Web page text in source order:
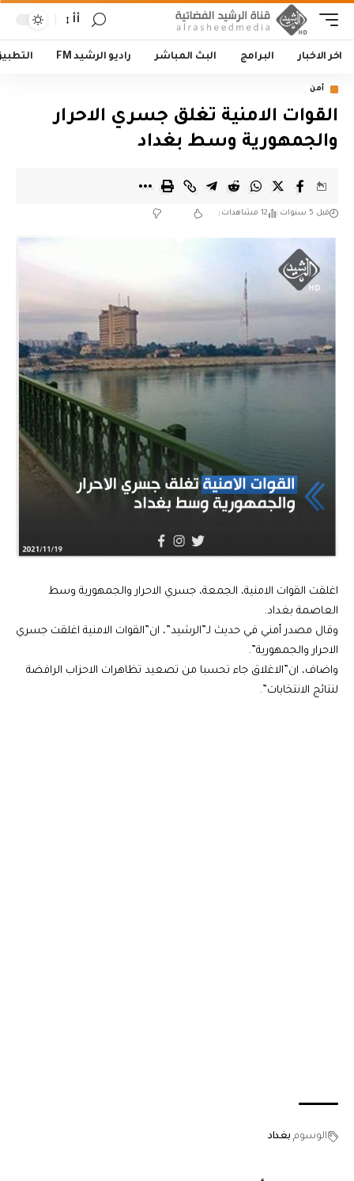
أأ
اخر الاخبار البرامج البث المباشر راديو الرشيد FM
أمن
القوات الامنية تغلق جسري الاحرار
والجمهورية وسط بغداد
قبل 5 سنوات 12 مشاهدات
اغلقت القوات الامنية، الجمعة، جسري الاحرار والجمهورية وسط
العاصمة بغداد.
وقال مصدر أمني في حديث لـ”الرشيد”، ان”القوات الامنية اغلقت جسري
الاحرار والجمهورية”.
واضاف، ان”الاغلاق جاء تحسبا من تصعيد تظاهرات الاحزاب الرافضة
لنتائج الانتخابات”.
الوسوم بغداد